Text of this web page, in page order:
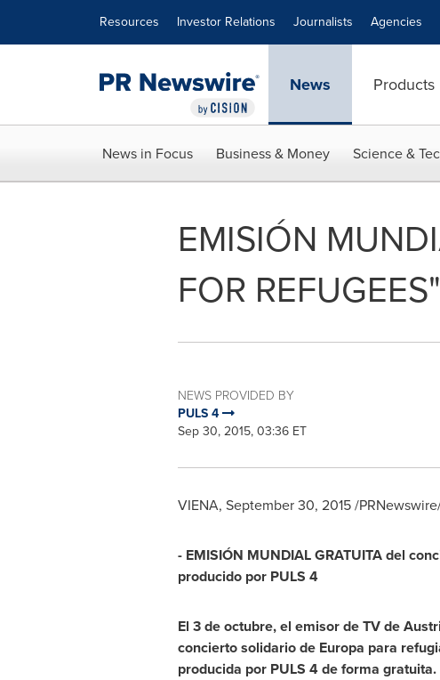
Resources Investor Relations Journalists Agencies
News Products
News in Focus Business & Money Science &
EMISIÓN
FOR REFUGEES"
NEWS PROVIDED BY
PULS 4
Sep 30, 2015, 03:36 ET
VIENA, September 30, 2015/
- EMISIÓN MUNDIAL GRATUITA del
producido por PULS 4
El 3 de octubre, el emisor de TV de
concierto solidario de Europa para
producida porPULS 4de forma gratuita.